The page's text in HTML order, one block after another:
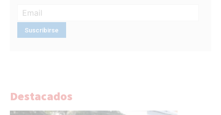
Destacados